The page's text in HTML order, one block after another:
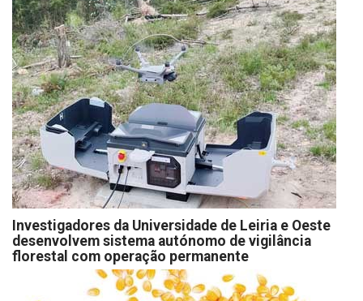
Investigadores da Universidade de Leiria e Oeste
desenvolvem sistema autónomo de vigilância
florestal com operação permanente